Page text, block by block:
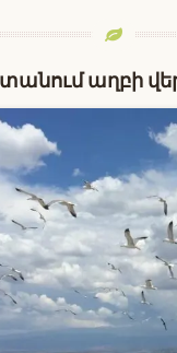
աղբի